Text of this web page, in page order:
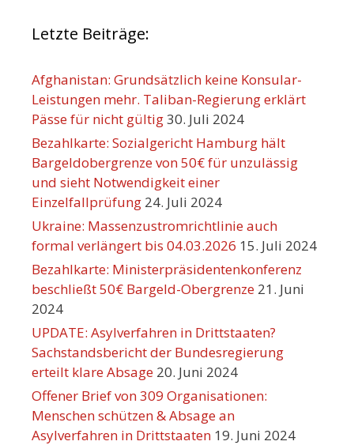
Letzte Beiträge:
Afghanistan: Grundsätzlich keine Konsular-
Leistungen mehr. Taliban-Regierung erklärt
Pässe für nicht gültig30. Juli 2024
Bezahlkarte: Sozialgericht Hamburg hält
Bargeldobergrenze von 50€ für unzulässig
und sieht Notwendigkeit einer
Einzelfallprüfung 24. Juli 2024
Ukraine: Massenzustromrichtlinie auch
formal verlängert bis 04.03.2026 15. Juli 2024
Bezahlkarte: Ministerpräsidentenkonferenz
beschließt 50€ Bargeld-Obergrenze 21. Juni
2024
UPDATE: Asylverfahren in Drittstaaten?
Sachstandsbericht der Bundesregierung
erteilt klare Absage 20. Juni 2024
Offener Brief von 309 Organisationen:
Menschen schützen & Absage an
Asylverfahren in Drittstaaten 19. Juni 2024